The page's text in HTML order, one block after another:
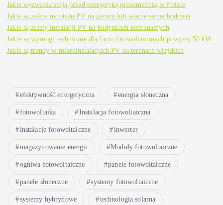
Jakie wyzwania stoją przed energetyką prosumencką w Polsce
Jakie są zalety montażu PV na garażu lub wiacie samochodowej
Jakie są zalety instalacji PV na budynkach komunalnych
Jakie są wymogi techniczne dla farm fotowoltaicznych powyżej 50 kW
Jakie są trendy w mikroinstalacjach PV na terenach wiejskich
efektywność energetyczna energia słoneczna
fotowoltaika Instalacja fotowoltaiczna
instalacje fotowoltaiczne inwerter
magazynowanie energii Moduły fotowoltaiczne
ogniwa fotowoltaiczne panele fotowoltaiczne
panele słoneczne systemy fotowoltaiczne
systemy hybrydowe technologia solarna